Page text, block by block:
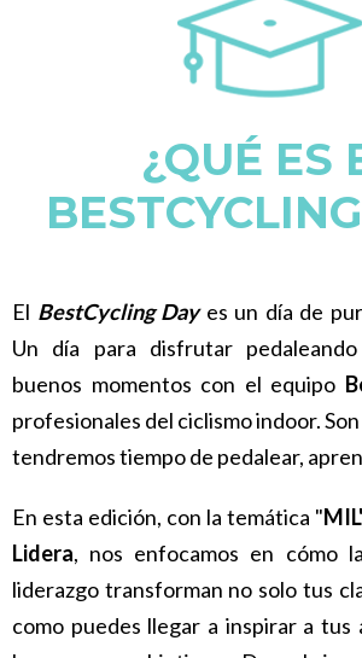
¿QUÉ ES
El BestCycling Dayes un día de
Un día para disfrutar
buenos momentos con el equipo
profesionales del ciclismo indoor.
tendremos tiempo de pedalear,
En esta edición, con la temática "
Lidera, nos enfocamos en cómo
liderazgo transforman no solo tus
como puedes llegar a inspirar a tus